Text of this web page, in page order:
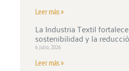
Leer más »
La Industria Textil
sostenibilidad y la
6 julio, 2026
Leer más »